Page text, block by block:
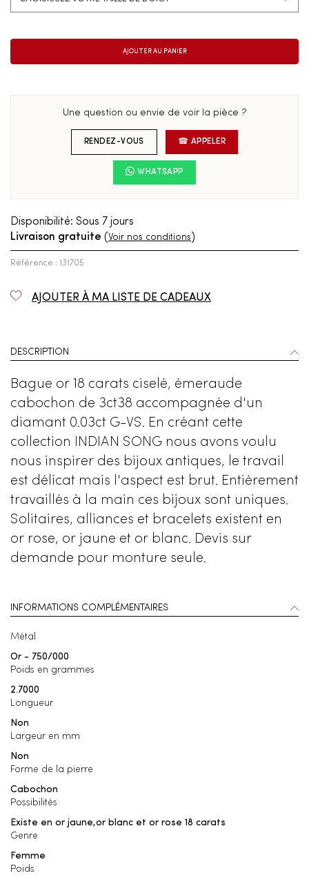
Une question ou envie de voir la pièce ?
RENDEZ-VOUS ☎ APPELER
WHATSAPP
Disponibilité: Sous 7 jours
Livraison gratuite ( Voir nos conditions )
Référence : 131705
AJOUTER À MA LISTE DE CADEAUX
DESCRIPTION
Bague or 18 carats ciselé, émeraude
cabochon de 3ct38 accompagnée d'un
diamant 0.03ct G-VS. En créant cette
collection INDIAN SONG nous avons voulu
nous inspirer des bijoux antiques, le travail
est délicat mais l'aspect est brut. Entièrement
travaillés à la main ces bijoux sont uniques.
Solitaires, alliances et bracelets existent en
or rose, or jaune et or blanc. Devis sur
demande pour monture seule.
INFORMATIONS COMPLÉMENTAIRES
Métal
Or - 750/000
Poids en grammes
2.7000
Longueur
Non
Largeur en mm
Non
Forme de la pierre
Cabochon
Possibilités
Existe en or jaune,or blanc et or rose 18 carats
Genre
Femme
Poids